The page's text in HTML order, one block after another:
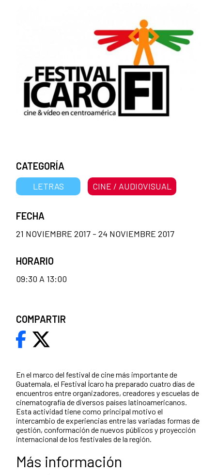
En el marco del festival de cine más importante de
Guatemala, el Festival Ícaro ha preparado cuatro días de
encuentros entre organizadores, creadores y escuelas de
cinematografía de diversos países latinoamericanos.
Esta actividad tiene como principal motivo el
intercambio de experiencias entre las variadas formas de
gestión, conformación de nuevos públicos y proyección
internacional de los festivales de la región.
Más información
CATEGORÍA
LETRAS CINE / AUDIOVISUAL
FECHA
21 NOVIEMBRE 2017 - 24 NOVIEMBRE 2017
HORARIO
09:30 A 13:00
COMPARTIR